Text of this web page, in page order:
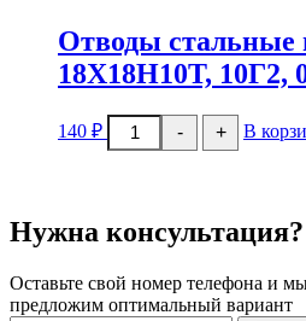
Отводы стальные
18Х18Н10Т, 10Г2,
140 ₽ -
Количество
товара
10Г2,
+ В
Нужна консультация?
Оставьте свой номер телефона и
предложим оптимальный вариант